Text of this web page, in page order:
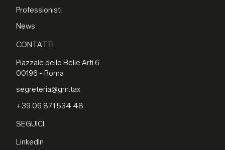
Professionisti
News
CONTATTI
Piazzale delle Belle Arti 6
00196 - Roma
segreteria@gm.tax
+39 06 871 534 48
SEGUICI
LinkedIn